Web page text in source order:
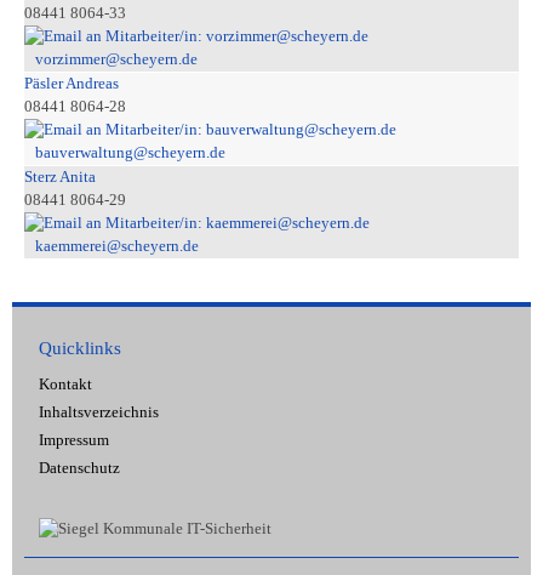
08441 8064-33
vorzimmer@scheyern.de
Päsler Andreas
08441 8064-28
bauverwaltung@scheyern.de
Sterz Anita
08441 8064-29
kaemmerei@scheyern.de
Quicklinks
Kontakt
Inhaltsverzeichnis
Impressum
Datenschutz